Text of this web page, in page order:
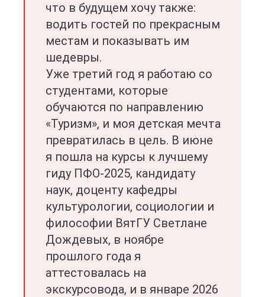
что в будущем хочу также:
водить гостей по прекрасным
местам и показывать им
шедевры.
Уже третий год я работаю со
студентами, которые
обучаются по направлению
«Туризм», и моя детская мечта
превратилась в цель. В июне
я пошла на курсы к лучшему
гиду ПФО-2025, кандидату
наук, доценту кафедры
культурологии, социологии и
философии ВятГУ Светлане
Дождевых, в ноябре
прошлого года я
аттестовалась на
экскурсовода, и в январе 2026